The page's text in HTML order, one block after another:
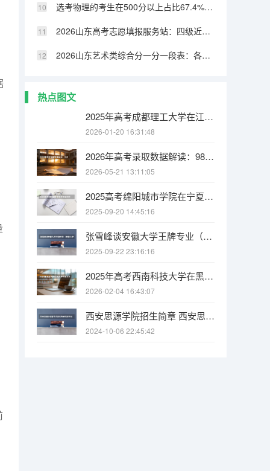
选考物理的考生在500分以上占比67.4%，历史类仅32.8%
2026山东高考志愿填报服务站：四级近800个免费开放
2026山东艺术类综合分一分一段表：各专业类别双达线考生文化成绩排名的作用
热点图文
2025年高考成都理工大学在江苏投档分数线
2026-01-20 16:31:48
2026年高考录取数据解读：985/211/双一流录取率各省排名
2026-05-21 13:11:05
2025高考绵阳城市学院在宁夏招生计划介绍
2025-09-20 14:45:16
张雪峰谈安徽大学王牌专业（安徽大学最强的10个专业 安徽大学王牌专业排行榜）
2025-09-22 23:16:16
2025年高考西南科技大学在黑龙江投档分数线
2026-02-04 16:43:07
西安思源学院招生简章 西安思源学院甘肃汉语国际教育专业代码
2024-10-06 22:45:42